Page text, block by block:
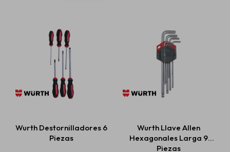
Wurth Destornilladores 6
Piezas
Wurth Llave Allen
Hexagonales Larga 9
Piezas
Lubricantes
Estética automotriz